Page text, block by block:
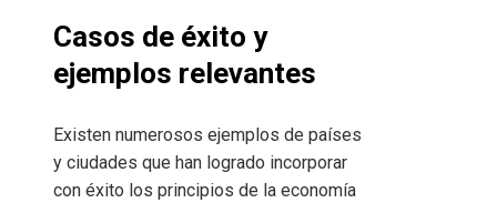
Casos de éxito y
ejemplos relevantes
Existen numerosos ejemplos de países
y ciudades que han logrado incorporar
con éxito los principios de la economía